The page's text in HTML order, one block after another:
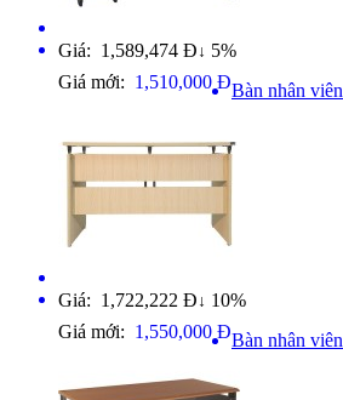
Giá: 1,589,474 Đ ↓ 5%
Giá mới: 1,510,000 ĐBàn nhân
Giá: 1,722,222 Đ ↓ 10%
Giá mới: 1,550,000 ĐBàn nhân